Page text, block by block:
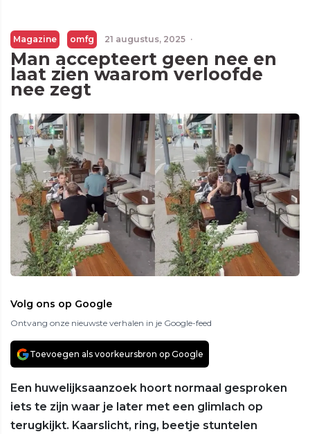
Magazine omfg 21 augustus, 2025 ·
Man accepteert geen nee en
laat zien waarom verloofde
nee zegt
Volg ons op Google
Ontvang onze nieuwste verhalen in je Google-feed
Toevoegen als voorkeursbron op Google
Een huwelijksaanzoek hoort normaal gesproken
iets te zijn waar je later met een glimlach op
terugkijkt. Kaarslicht, ring, beetje stuntelen